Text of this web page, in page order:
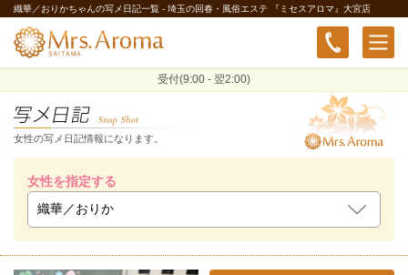
織華／おりかちゃんの写メ日記一覧 - 埼玉の回春・風俗エステ 『ミセスアロマ』大宮店
受付(9:00 - 翌2:00)
女性の写メ日記情報になります。
女性を指定する